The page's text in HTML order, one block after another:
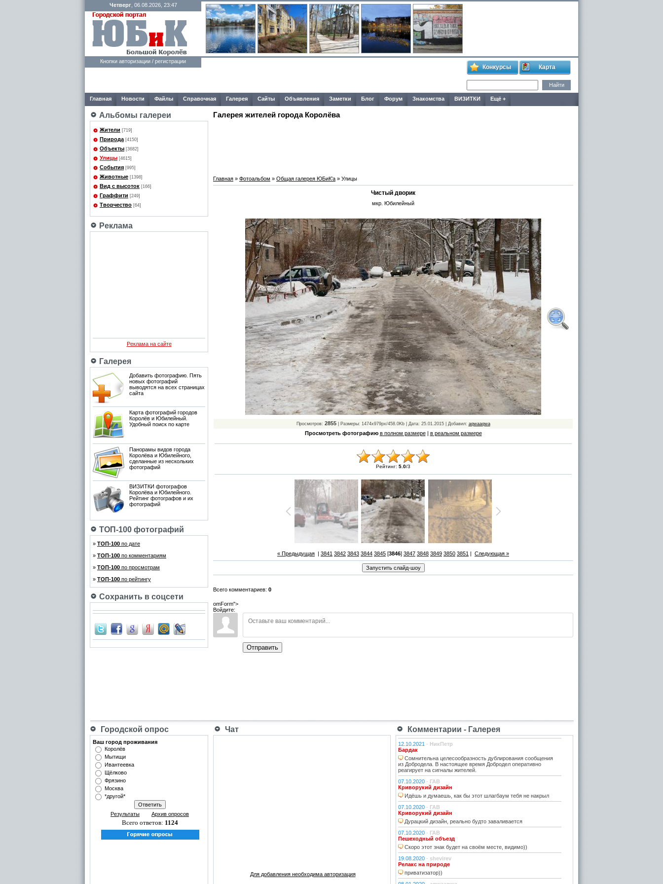
Четверг, 06.08.2026, 23:47
Кнопки авторизации / регистрации
Конкурсы Карта
Главная Новости Файлы Справочная Галерея Сайты Объявления Заметки Блог Форум Знакомства ВИЗИТКИ Ещё +
Альбомы галереи
Жители [719]
Природа [4150]
Объекты [3682]
Улицы [4615]
События [995]
Животные [1398]
Вид с высоток [166]
Граффити [249]
Творчество [64]
Реклама
Реклама на сайте
Галерея
Добавить фотографию. Пять
новых фотографий
выводятся на всех страницах
сайта
Карта фотографий городов
Королёв и Юбилейный.
Удобный поиск по карте
Панорамы видов города
Королёва и Юбилейного,
сделанные из нескольких
фотографий
ВИЗИТКИ фотографов
Королёва и Юбилейного.
Рейтинг фотографов и их
фотографий
ТОП-100 фотографий
» ТОП-100 по дате
» ТОП-100 по комментариям
» ТОП-100 по просмотрам
» ТОП-100 по рейтингу
Сохранить в соцсети
Галерея жителей города Королёва
Главная » Фотоальбом » Общая галерея ЮБиК'a » Улицы
Чистый дворик
мкр. Юбилейный
Просмотров: 2855| Размеры: 1474x979px/458.0Kb | Дата: 25.01.2015 | Добавил: aqwaaqwa
Просмотреть фотографию в полном размере| в реальном размере
Рейтинг: 5.0/3
« Предыдущая | 3841 3842 3843 3844 3845 [3846] 3847 3848 3849 3850 3851 | Следующая »
Всего комментариев: 0
omForm">
Войдите:
Отправить
Городской опрос Чат Комментарии - Галерея
Ваш город проживания
Королёв
Мытищи
Ивантеевка
Щёлково
Фрязино
Москва
*другой*
Результаты Архив опросов
Всего ответов: 1124
Для добавления необходима авторизация
12.10.2021 - НикПетр
Бардак
Сомнительна целесообразность дублирования сообщения
из Добродела. В настоящее время Добродел оперативно
реагирует на сигналы жителей.
07.10.2020 - ГАВ
Криворукий дизайн
Идёшь и думаешь, как бы этот шлагбаум тебя не накрыл
07.10.2020 - ГАВ
Криворукий дизайн
Дурацкий дизайн, реально будто заваливается
07.10.2020 - ГАВ
Пешеходный объезд
Скоро этот знак будет на своём месте, видимо))
19.08.2020 - shevirev
Релакс на природе
приватизатор))